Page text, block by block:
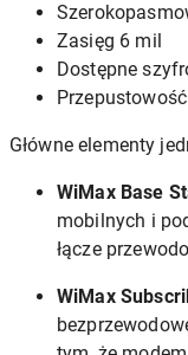
Zasięg 6 mil
Dostępne
Główne elementy
WiMax Base
mobilnych i
łącze
WiMax